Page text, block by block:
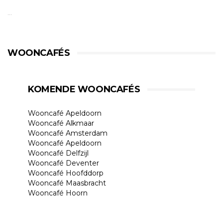
WOONCAFÉS
KOMENDE WOONCAFÉS
Wooncafé Apeldoorn
Wooncafé Alkmaar
Wooncafé Amsterdam
Wooncafé Apeldoorn
Wooncafé Delfzijl
Wooncafé Deventer
Wooncafé Hoofddorp
Wooncafé Maasbracht
Wooncafé Hoorn